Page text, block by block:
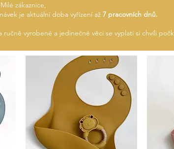
Milé zákaznice,
je aktuální doba vyřízení až 7 pracovních dnů.
ručně vyrobené a jedinečné věci se vyplatí si chvíli